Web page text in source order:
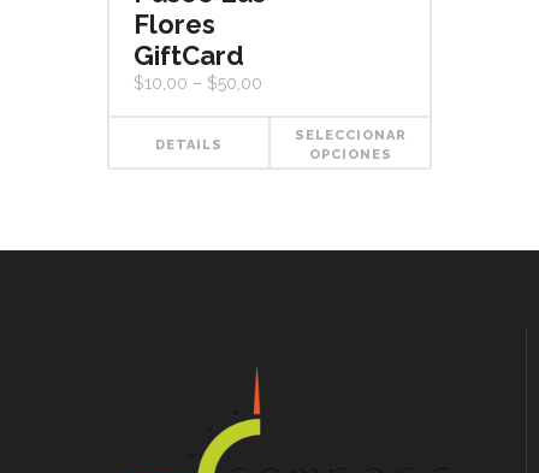
Flores
GiftCard
$10,00 – $50,00
DETAILS
SELECCIONAR
OPCIONES